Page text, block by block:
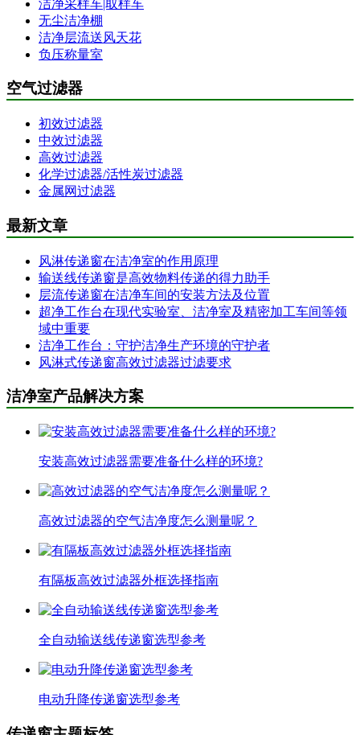
洁净采样车|取样车
无尘洁净棚
洁净层流送风天花
负压称量室
空气过滤器
初效过滤器
中效过滤器
高效过滤器
化学过滤器/活性炭过滤器
金属网过滤器
最新文章
风淋传递窗在洁净室的作用原理
输送线传递窗是高效物料传递的得力助手
层流传递窗在洁净车间的安装方法及位置
超净工作台在现代实验室、洁净室及精密加工车间等领
域中重要
洁净工作台：守护洁净生产环境的守护者
风淋式传递窗高效过滤器过滤要求
洁净室产品解决方案
安装高效过滤器需要准备什么样的环境?
高效过滤器的空气洁净度怎么测量呢？
有隔板高效过滤器外框选择指南
全自动输送线传递窗选型参考
电动升降传递窗选型参考